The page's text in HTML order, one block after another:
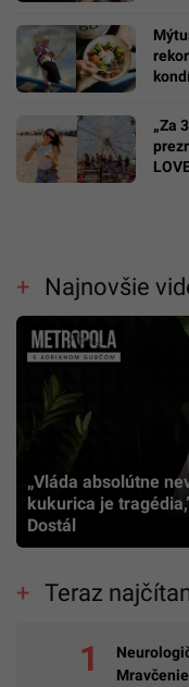
„Za
Najnovšie
„Vláda absolútne
kukurica je
Dostál
Teraz